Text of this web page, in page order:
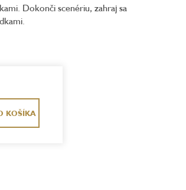
Dokonči scenériu, zahraj sa
KOŠÍKA